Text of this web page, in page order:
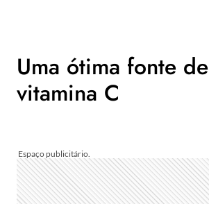
Uma ótima fonte de
vitamina C